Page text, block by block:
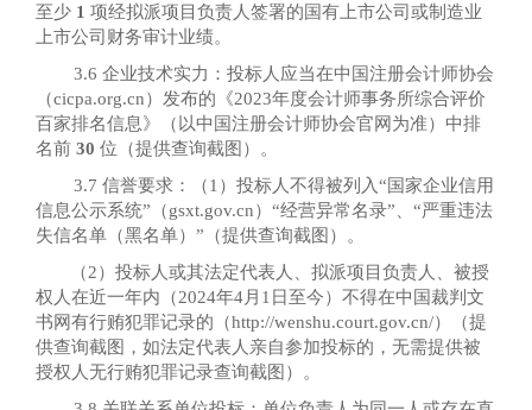
至少 1 项经拟派项目负责人签署的国有上市公司或制造业
上市公司财务审计业绩。
3.6 企业技术实力：投标人应当在中国注册会计师协会
（cicpa.org.cn）发布的《2023年度会计师事务所综合评价
百家排名信息》（以中国注册会计师协会官网为准）中排
名前 30 位（提供查询截图）。
3.7 信誉要求：（1）投标人不得被列入“国家企业信用
信息公示系统”（gsxt.gov.cn）“经营异常名录”、“严重违法
失信名单（黑名单）”（提供查询截图）。
（2）投标人或其法定代表人、拟派项目负责人、被授
权人在近一年内（2024年4月1日至今）不得在中国裁判文
书网有行贿犯罪记录的（http://wenshu.court.gov.cn/）（提
供查询截图，如法定代表人亲自参加投标的，无需提供被
授权人无行贿犯罪记录查询截图）。